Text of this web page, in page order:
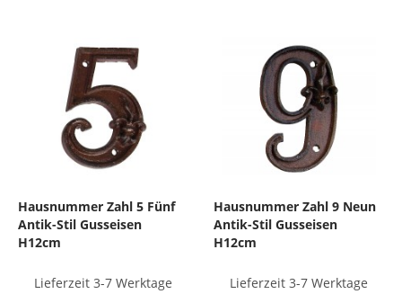
Hausnummer Zahl 5 Fünf
Antik-Stil Gusseisen
H12cm
Lieferzeit 3-7 Werktage
Hausnummer Zahl 9 Neun
Antik-Stil Gusseisen
H12cm
Lieferzeit 3-7 Werktage